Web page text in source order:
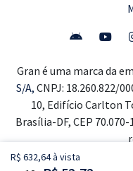
R$ 632,64 à vista
Gran é uma marca da
S/A, CNPJ: 18.260.822/
10, Edifício Carlton
Brasília-DF, CEP